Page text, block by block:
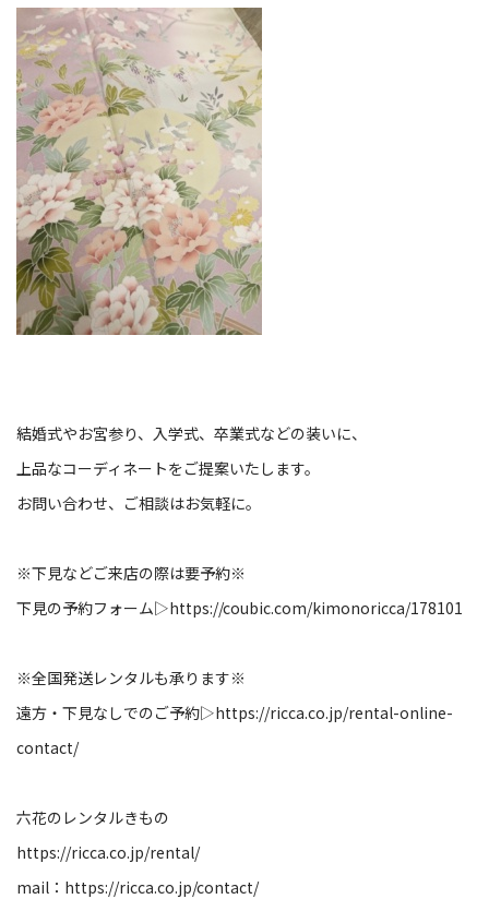
結婚式やお宮参り、入学式、卒業式などの装いに、
上品なコーディネートをご提案いたします。
お問い合わせ、ご相談はお気軽に。
※下見などご来店の際は要予約※
下見の予約フォーム▷https://coubic.com/kimonoricca/178101
※全国発送レンタルも承ります※
遠方・下見なしでのご予約▷https://ricca.co.jp/rental-online-
contact/
六花のレンタルきもの
https://ricca.co.jp/rental/
mail： https://ricca.co.jp/contact/